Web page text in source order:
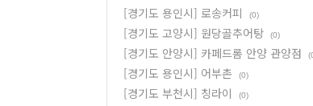
[경기도 용인시] 로송커피
(0)
[경기도 고양시] 원당골추어탕 (0)
[경기도 안양시] 카페드롬 안양 관양점
[경기도 용인시] 어부촌 (0)
[경기도 부천시] 칭라이 (0)